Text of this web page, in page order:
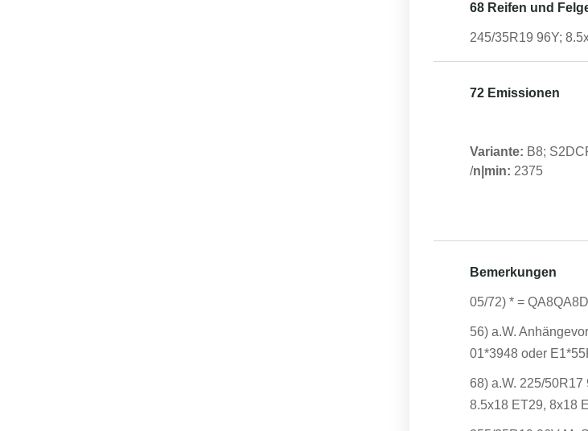
68 Reifen und
245/35R19 96Y;
72 Emissionen
Variante: B8;
/n|min: 2375
Bemerkungen
05/72) * =
56) a.W.
01*3948 oder
68) a.W. 225/
8.5x18 ET29, 8x18